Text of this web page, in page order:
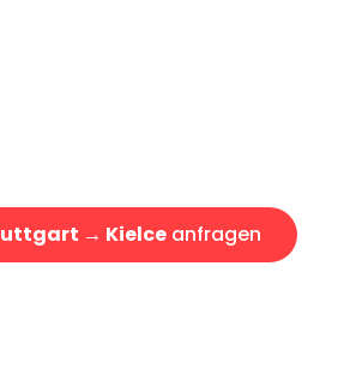
→ Kielce anfragen